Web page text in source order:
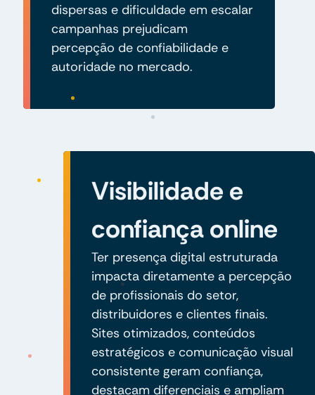
dispersas e dificuldade em escalar
campanhas prejudicam
percepção de confiabilidade e
autoridade no mercado.
Visibilidade e
confiança online
Ter presença digital estruturada
impacta diretamente a percepção
de profissionais do setor,
distribuidores e clientes finais.
Sites otimizados, conteúdos
estratégicos e comunicação visual
consistente geram confiança,
destacam diferenciais e ampliam